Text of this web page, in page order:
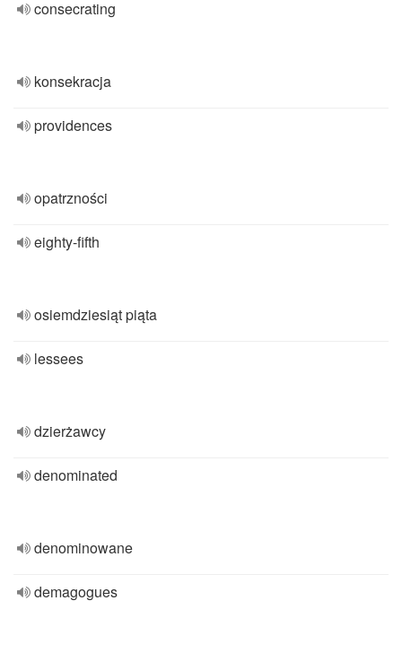
consecrating
konsekracja
providences
opatrzności
eighty-fifth
osiemdziesiąt piąta
lessees
dzierżawcy
denominated
denominowane
demagogues